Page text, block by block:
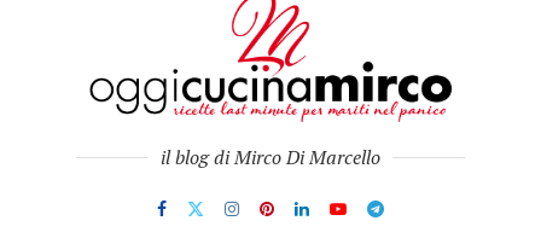
il blog di Mirco Di Marcello